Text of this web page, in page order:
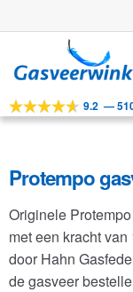
door
navigatie
naar
inhoud
Tools
Toepassingen
Klantenservice
FAQ
9.2 —
Protempo
Originele
met een kracht
door Hahn
de gasveer